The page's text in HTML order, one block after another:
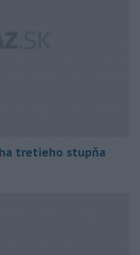
tretieho stupňa